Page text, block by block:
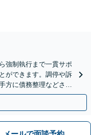
強制執行まで一貫サポ
ができます。調停や訴
方に債務整理などされ
談）】